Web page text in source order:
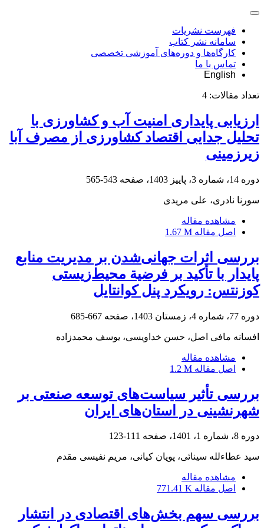
فهرست نشریات
سامانه نشر کتاب
کارگاه‌ها و دوره‌های آموزشی تخصصی
تماس با ما
English
تعداد مقالات: 4
ارزیابی پایداری امنیت آب و کشاورزی با
تحلیل جدایی اقتصاد کشاورزی از مصرف آبا
زیرزمینی
دوره 14، شماره 3، پاییز 1403، صفحه 543-565
سورنا نادری، علی مریدی
مشاهده مقاله
اصل مقاله 1.67 M
بررسی اثرات جهانی‌شدن بر مدیریت منابع
پایدار با تأکید بر فرضیة محیط‌زیستی
کوزنتس: رویکرد پنل کوانتایل
دوره 77، شماره 4، زمستان 1403، صفحه 667-685
افسانه مافی اصل، حسن خداویسی، یوسف محمدزاده
مشاهده مقاله
اصل مقاله 1.2 M
بررسی تأثیر سیاست‌های توسعه صنعتی بر
شهرنشینی در استان‌های ایران
دوره 8، شماره 1، 1401، صفحه 111-123
سید عطاءلله سینائی، پویان کیانی، مریم نفیسی مقدم
مشاهده مقاله
اصل مقاله 771.41 K
بررسی سهم بخش‌های اقتصادی در انتشار